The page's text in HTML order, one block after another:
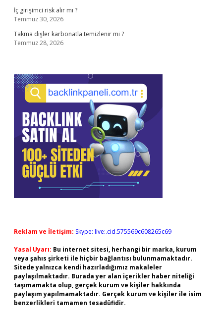
İç girişimci risk alır mı ?
Temmuz 30, 2026
Takma dişler karbonatla temizlenir mi ?
Temmuz 28, 2026
Reklam ve İletişim: Skype: live:.cid.575569c608265c69
Yasal Uyarı: Bu internet sitesi, herhangi bir marka, kurum
veya şahıs şirketi ile hiçbir bağlantısı bulunmamaktadır.
Sitede yalnızca kendi hazırladığımız makaleler
paylaşılmaktadır. Burada yer alan içerikler haber niteliği
taşımamakta olup, gerçek kurum ve kişiler hakkında
paylaşım yapılmamaktadır. Gerçek kurum ve kişiler ile isim
benzerlikleri tamamen tesadüfidir.